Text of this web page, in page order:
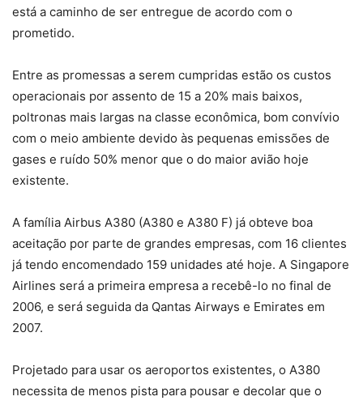
está a caminho de ser entregue de acordo com o
prometido.
Entre as promessas a serem cumpridas estão os custos
operacionais por assento de 15 a 20% mais baixos,
poltronas mais largas na classe econômica, bom convívio
com o meio ambiente devido às pequenas emissões de
gases e ruído 50% menor que o do maior avião hoje
existente.
A família Airbus A380 (A380 e A380 F) já obteve boa
aceitação por parte de grandes empresas, com 16 clientes
já tendo encomendado 159 unidades até hoje. A Singapore
Airlines será a primeira empresa a recebê-lo no final de
2006, e será seguida da Qantas Airways e Emirates em
2007.
Projetado para usar os aeroportos existentes, o A380
necessita de menos pista para pousar e decolar que o